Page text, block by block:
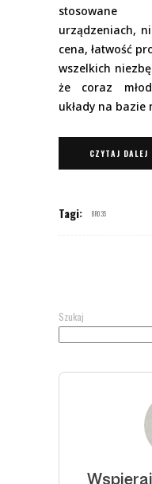
stosowane
urządzeniach,
cena, łatwość
wszelkich
że coraz
układy na bazie
CZYTAJ DALEJ
Tagi: BR035
Szukaj